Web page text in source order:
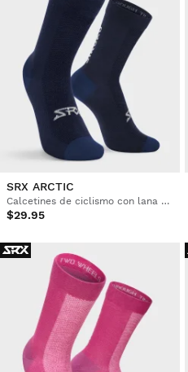
SRX ARCTIC
Calcetines de ciclismo con lana merino
$29.95